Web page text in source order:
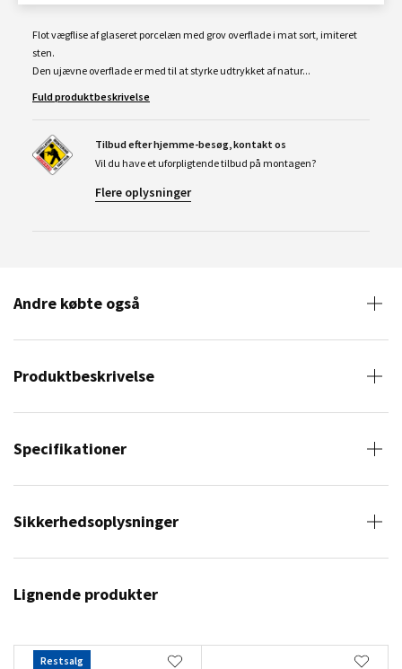
Flot vægflise af glaseret porcelæn med grov overflade i mat sort, imiteret
sten.
Den ujævne overflade er med til at styrke udtrykket af natur...
Fuld produktbeskrivelse
Tilbud efter hjemme-besøg, kontakt os
Vil du have et uforpligtende tilbud på montagen?
Flere oplysninger
Andre købte også
Produktbeskrivelse
Specifikationer
Sikkerhedsoplysninger
Lignende produkter
Restsalg